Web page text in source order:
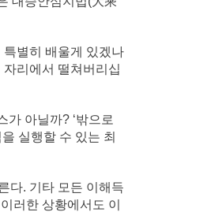
별히 배울게 있겠나
리에서 떨쳐버리십
아닐까? ‘밖으로
실행할 수 있는 최
다. 기타 모든 이해득
러한 상황에서도 이